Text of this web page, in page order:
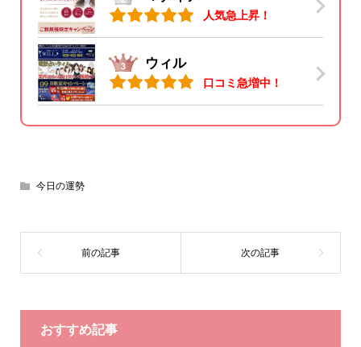
人気急上昇！
ウィル
口コミ急増中！
今日の運勢
おすすめ記事